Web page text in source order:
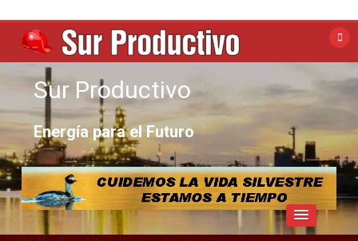
content
Sur Productivo
Energía para el Futuro